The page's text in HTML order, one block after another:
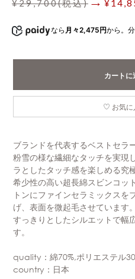
¥29,700(税込) →
なら 月々2,475円から。
カートに
お気
ブランドを代表するベストセラ
粉雪の様な繊細なタッチを実現
ラとしたタッチ感を楽しめる究
希少性の高い超長綿スビンコッ
トンにファインセラミックスを
げ、表面を微起毛させています。
すっきりとしたシルエットで幅
す。
quality：綿70%,ポリエステル
country：日本